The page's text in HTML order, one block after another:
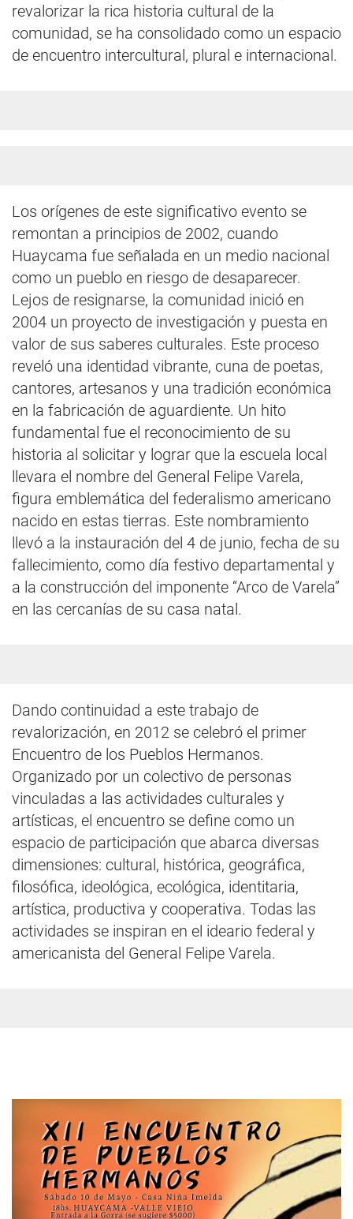
revalorizar la rica historia cultural de la
comunidad, se ha consolidado como un espacio
de encuentro intercultural, plural e internacional.
Los orígenes de este significativo evento se
remontan a principios de 2002, cuando
Huaycama fue señalada en un medio nacional
como un pueblo en riesgo de desaparecer.
Lejos de resignarse, la comunidad inició en
2004 un proyecto de investigación y puesta en
valor de sus saberes culturales. Este proceso
reveló una identidad vibrante, cuna de poetas,
cantores, artesanos y una tradición económica
en la fabricación de aguardiente. Un hito
fundamental fue el reconocimiento de su
historia al solicitar y lograr que la escuela local
llevara el nombre del General Felipe Varela,
figura emblemática del federalismo americano
nacido en estas tierras. Este nombramiento
llevó a la instauración del 4 de junio, fecha de su
fallecimiento, como día festivo departamental y
a la construcción del imponente “Arco de Varela”
en las cercanías de su casa natal.
Dando continuidad a este trabajo de
revalorización, en 2012 se celebró el primer
Encuentro de los Pueblos Hermanos.
Organizado por un colectivo de personas
vinculadas a las actividades culturales y
artísticas, el encuentro se define como un
espacio de participación que abarca diversas
dimensiones: cultural, histórica, geográfica,
filosófica, ideológica, ecológica, identitaria,
artística, productiva y cooperativa. Todas las
actividades se inspiran en el ideario federal y
americanista del General Felipe Varela.